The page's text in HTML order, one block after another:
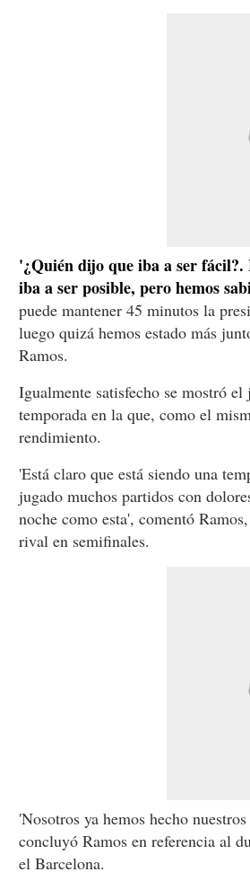
'¿Quién dijo que iba a ser fácil?.
iba a ser posible, pero hemos
puede mantener 45 minutos la
luego quizá hemos estado más
Ramos.
Igualmente satisfecho se mostró
temporada en la que, como el
rendimiento.
'Está claro que está siendo una
jugado muchos partidos con
noche como esta', comentó
rival en semifinales.
'Nosotros ya hemos hecho
concluyó Ramos en referencia al
el Barcelona.